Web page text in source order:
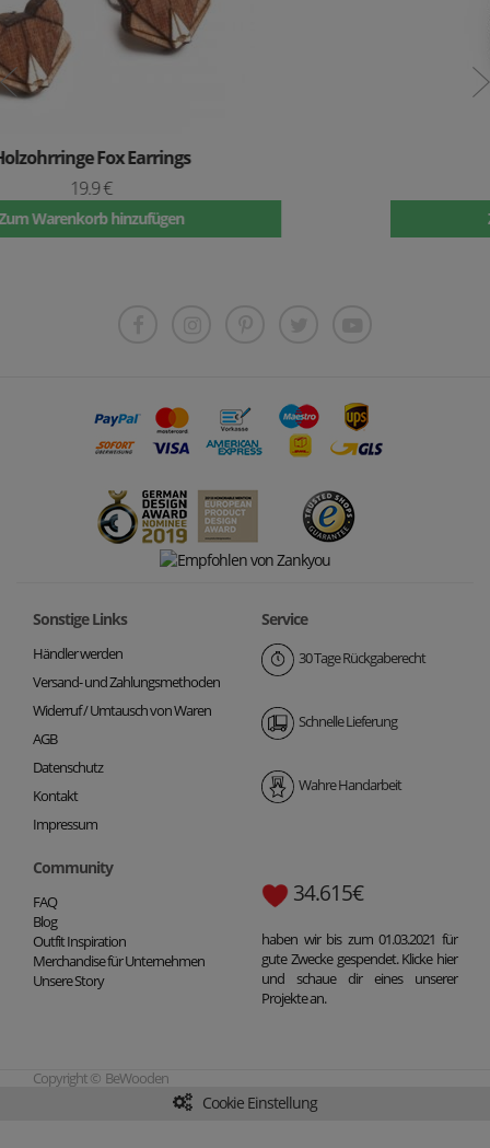
Holzuhr Arte Nox Clock
Zum Warenkorb hinzufügen
Sonstige Links
Händler werden
Versand- und Zahlungsmethoden
Widerruf / Umtausch von Waren
AGB
Datenschutz
Kontakt
Impressum
Service
30 Tage Rückgaberecht
Schnelle Lieferung
Wahre Handarbeit
Community
FAQ
Blog
Outfit Inspiration
Merchandise für Unternehmen
Unsere Story
34.615€
haben wir bis zum 01.03.2021 für
gute Zwecke gespendet. Klicke hier
und schaue dir eines unserer
Projekte an.
Copyright © BeWooden
Cookie Einstellung